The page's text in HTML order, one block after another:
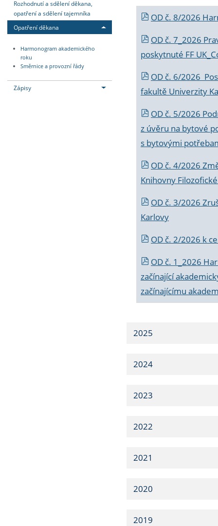
Rozhodnutí a sdělení děkana,
opatření a sdělení tajemníka
Opatření děkana
Harmonogram akademického
roku
Směrnice a provozní řády
Zápisy
OD č. 8/2026
OD č. 7_2026
poskytnuté FF
OD č. 6/2026
fakultě Univerzity
OD č. 5/2026
z úvěru na bytové
s bytovými
OD č. 4/2026
Knihovny
OD č. 3/2026
Karlovy
OD č. 2/2026 k
OD č. 1_2026
začínající
začínajícímu
2025
2024
2023
2022
2021
2020
2019